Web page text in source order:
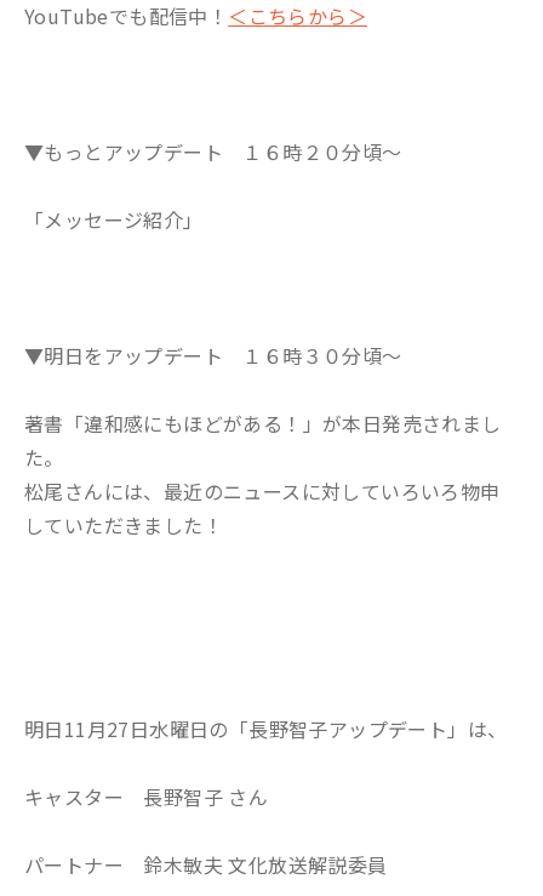
YouTubeでも配信中！ ＜こちらから＞
▼もっとアップデート １６時２０分頃～
「メッセージ紹介」
▼明日をアップデート １６時３０分頃～
著書「違和感にもほどがある！」が本日発売されまし
た。
松尾さんには、最近のニュースに対していろいろ物申
していただきました！
明日11月27日水曜日の「長野智子アップデート」は、
キャスター 長野智子 さん
パートナー 鈴木敏夫 文化放送解説委員